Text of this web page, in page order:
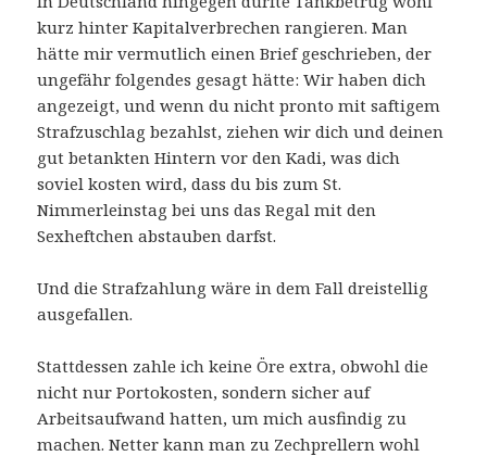
kurz hinter Kapitalverbrechen rangieren. Man
hätte mir vermutlich einen Brief geschrieben, der
ungefähr folgendes gesagt hätte: Wir haben dich
angezeigt, und wenn du nicht pronto mit saftigem
Strafzuschlag bezahlst, ziehen wir dich und deinen
gut betankten Hintern vor den Kadi, was dich
soviel kosten wird, dass du bis zum St.
Nimmerleinstag bei uns das Regal mit den
Sexheftchen abstauben darfst.
Und die Strafzahlung wäre in dem Fall dreistellig
ausgefallen.
Stattdessen zahle ich keine Öre extra, obwohl die
nicht nur Portokosten, sondern sicher auf
Arbeitsaufwand hatten, um mich ausfindig zu
machen. Netter kann man zu Zechprellern wohl